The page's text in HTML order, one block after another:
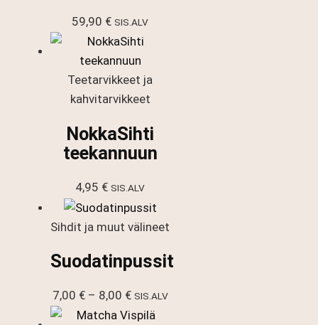
59,90 € SIS.ALV
Teetarvikkeet ja
kahvitarvikkeet
NokkaSihti
teekannuun
4,95 € SIS.ALV
Sihdit ja muut välineet
Suodatinpussit
7,00 € – 8,00 €Hintaluokka:
7,00 €
SIS.ALV